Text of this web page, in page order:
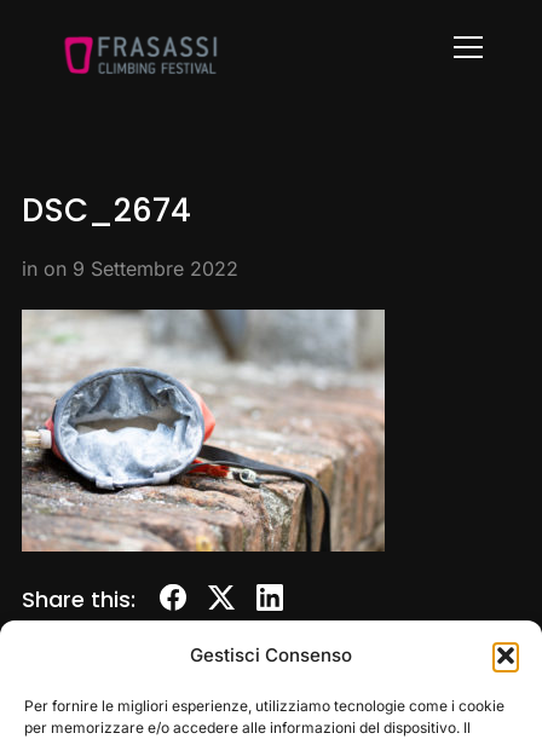
Gestisci Consenso
Per fornire le migliori esperienze, utilizziamo tecnologie come i cookie
per memorizzare e/o accedere alle informazioni del dispositivo. Il
Info
DSC_2674
in on 9 Settembre 2022
Share this: